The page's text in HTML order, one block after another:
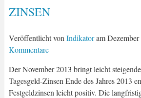
ZINSEN
Veröffentlicht von Indikatoram
Kommentare
Der November 2013 bringt leicht
Tagesgeld-Zinsen Ende des Jahres 2013
Festgeldzinsen leicht positiv. Die